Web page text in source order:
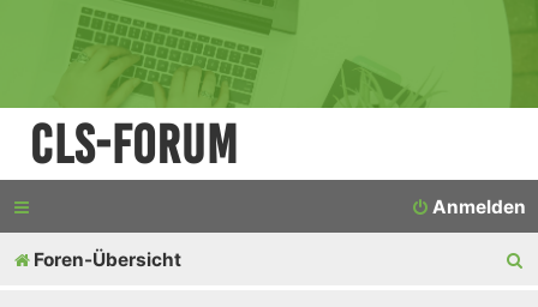
CLS-Forum
Anmelden
Foren-Übersicht